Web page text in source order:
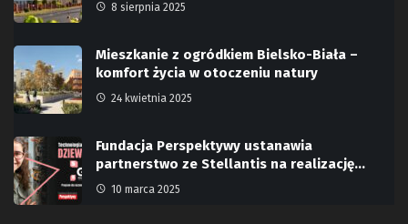
8 sierpnia 2025
Mieszkanie z ogródkiem Bielsko-Biała –
komfort życia w otoczeniu natury
24 kwietnia 2025
Fundacja Perspektywy ustanawia
partnerstwo ze Stellantis na realizację…
10 marca 2025